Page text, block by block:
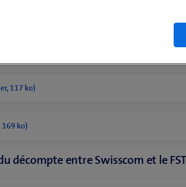
contractuels applicables à plusieurs produits de
dispositions légales générales
117 ko)
169 ko)
décompte entre Swisscom et le